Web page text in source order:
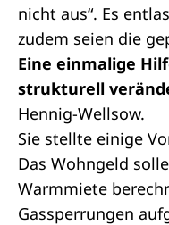
nicht aus“. Es
zudem seien die
Eine einmalige
strukturell
Hennig-Wellsow.
Sie stellte einige
Das Wohngeld
Warmmiete
Gassperrungen